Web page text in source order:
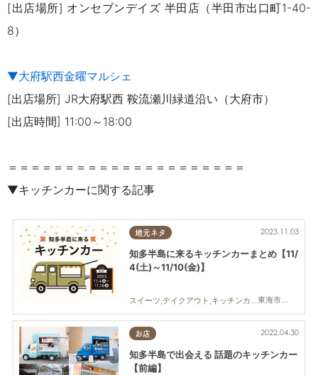
[出店場所] オンセブンデイズ 半田店（半田市出口町1-40-
8）
▼大府駅西金曜マルシェ
[出店場所] JR大府駅西 鞍流瀬川緑道沿い（大府市）
[出店時間] 11:00～18:00
＝＝＝＝＝＝＝＝＝＝＝＝＝＝＝＝＝＝＝＝＝
▼キッチンカーに関する記事
地元ネタ
東海市,大府市,知多市,半田市,武豊町,南知多町,常滑市,美浜町,東浦町
2023.11.03
知多半島に来るキッチンカーまとめ【11/
4(土)～11/10(金)】
スイーツ,テイクアウト,キッチンカー,イベント,まとめ記事
お店 2022.04.30
知多半島で出会える 話題のキッチンカー
【前編】